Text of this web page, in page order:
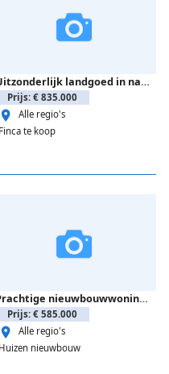
Uitzonderlijk landgoed in natuurlijke omgeving.
Prijs: € 835.000
Alle regio's
Finca te koop
Prachtige nieuwbouwwoningen op een zucht van het strand.
Prijs: € 585.000
Alle regio's
Huizen nieuwbouw